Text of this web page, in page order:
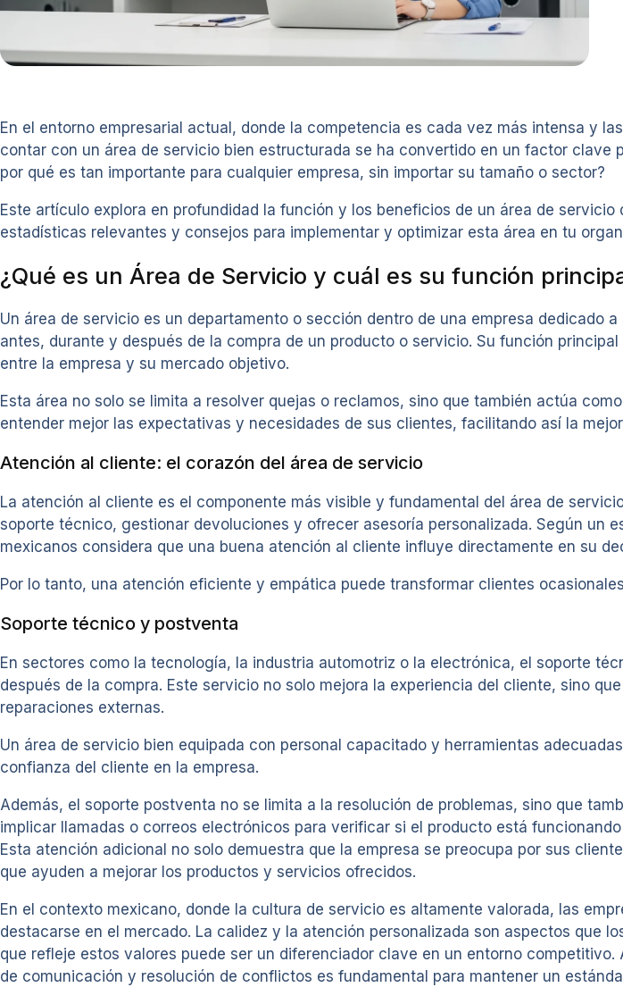
En el entorno empresarial actual, donde la competencia es cada vez más intensa y
contar con un área de servicio bien estructurada se ha convertido en un factor clave
por qué es tan importante para cualquier empresa, sin importar su tamaño o sector?
Este artículo explora en profundidad la función y los beneficios de un área de
estadísticas relevantes y consejos para implementar y optimizar esta área en tu
¿Qué es un Área de Servicio y cuál es su función
Un área de servicio es un departamento o sección dentro de una empresa dedicado
antes, durante y después de la compra de un producto o servicio. Su función
entre la empresa y su mercado objetivo.
Esta área no solo se limita a resolver quejas o reclamos, sino que también actúa
entender mejor las expectativas y necesidades de sus clientes, facilitando así la
Atención al cliente: el corazón del área de servicio
La atención al cliente es el componente más visible y fundamental del área de
soporte técnico, gestionar devoluciones y ofrecer asesoría personalizada. Según un
mexicanos considera que una buena atención al cliente influye directamente en su
Por lo tanto, una atención eficiente y empática puede transformar clientes
Soporte técnico y postventa
En sectores como la tecnología, la industria automotriz o la electrónica, el soporte
después de la compra. Este servicio no solo mejora la experiencia del cliente, sino
reparaciones externas.
Un área de servicio bien equipada con personal capacitado y herramientas
confianza del cliente en la empresa.
Además, el soporte postventa no se limita a la resolución de problemas, sino que
implicar llamadas o correos electrónicos para verificar si el producto está
Esta atención adicional no solo demuestra que la empresa se preocupa por sus
que ayuden a mejorar los productos y servicios ofrecidos.
En el contexto mexicano, donde la cultura de servicio es altamente valorada, las
destacarse en el mercado. La calidez y la atención personalizada son aspectos que
que refleje estos valores puede ser un diferenciador clave en un entorno
de comunicación y resolución de conflictos es fundamental para mantener un